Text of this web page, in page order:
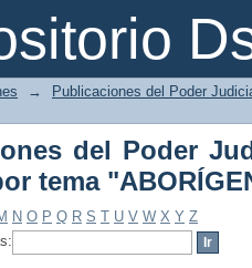
del Poder
→ Publicaciones del Poder
del Poder
tema
N O P Q R S T U V W X Y Z